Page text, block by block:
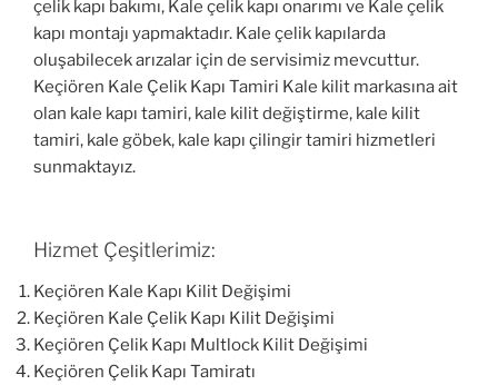
çelik kapı bakımı, Kale çelik kapı onarımı ve Kale çelik
kapı montajı yapmaktadır. Kale çelik kapılarda
oluşabilecek arızalar için de servisimiz mevcuttur.
Keçiören Kale Çelik Kapı Tamiri Kale kilit markasına ait
olan kale kapı tamiri, kale kilit değiştirme, kale kilit
tamiri, kale göbek, kale kapı çilingir tamiri hizmetleri
sunmaktayız.
Hizmet Çeşitlerimiz:
Keçiören Kale Kapı Kilit Değişimi
Keçiören Kale Çelik Kapı Kilit Değişimi
Keçiören Çelik Kapı Multlock Kilit Değişimi
Keçiören Çelik Kapı Tamiratı